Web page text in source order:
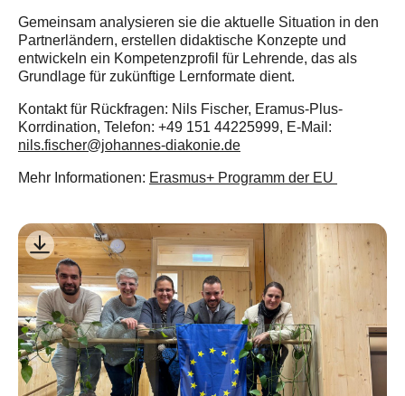
Gemeinsam analysieren sie die aktuelle Situation in den
Partnerländern, erstellen didaktische Konzepte und
entwickeln ein Kompetenzprofil für Lehrende, das als
Grundlage für zukünftige Lernformate dient.
Kontakt für Rückfragen: Nils Fischer, Eramus-Plus-
Korrdination, Telefon: +49 151 44225999, E-Mail:
nils.fischer@johannes-diakonie.de
Mehr Informationen: Erasmus+ Programm der EU